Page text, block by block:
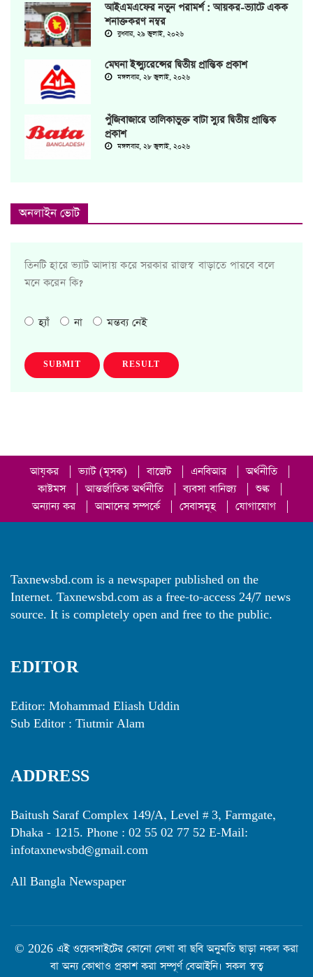
আইএমএফের নতুন পরামর্শ : আয়কর-ভ্যাটে একক
শনাক্তকরণ নম্বর
বুধবার, ২৯ জুলাই, ২০২৬
মেঘনা ইন্স্যুরেন্সের দ্বিতীয় প্রান্তিক প্রকাশ
মঙ্গলবার, ২৮ জুলাই, ২০২৬
পুঁজিবাজারে তালিকাভুক্ত বাটা স্যুর দ্বিতীয় প্রান্তিক
প্রকাশ
মঙ্গলবার, ২৮ জুলাই, ২০২৬
অনলাইন ভোট
তিনটি হারে ভ্যাট আদায় করে সরকার রাজস্ব বাড়াতে পারবে বলে
মনে করেন কি?
হ্যাঁ না মন্তব্য নেই
SUBMIT RESULT
আয়কর ভ্যাট (মূসক) বাজেট এনবিআর অর্থনীতি
কাষ্টমস
আন্তর্জাতিক অর্থনীতি ব্যবসা বানিজ্য শুল্ক
অন্যান্য কর
আমাদের সম্পর্কে সেবাসমূহ যোগাযোগ
Taxnewsbd.com is a newspaper published on the
Internet. Taxnewsbd.com as a free-to-access 24/7 news
source. It is completely open and free to the public.
EDITOR
Editor: Mohammad Eliash Uddin
Sub Editor : Tiutmir Alam
ADDRESS
Baitush Saraf Complex 149/A, Level # 3, Farmgate,
Dhaka - 1215. Phone : 02 55 02 77 52 E-Mail:
infotaxnewsbd@gmail.com
All Bangla Newspaper
© 2026 এই ওয়েবসাইটের কোনো লেখা বা ছবি অনুমতি ছাড়া নকল করা
বা অন্য কোথাও প্রকাশ করা সম্পূর্ণ বেআইনি। সকল স্বত্ব